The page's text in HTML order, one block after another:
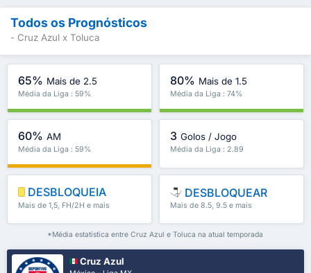
Todos os Prognósticos
- Cruz Azul x Toluca
65% Mais de 2.5
Média da Liga : 59%
80% Mais de 1.5
Média da Liga : 74%
60% AM
Média da Liga : 59%
3 Golos / Jogo
Média da Liga : 2.89
DESBLOQUEIA
Mais de 1,5, FH/2H e mais
DESBLOQUEAR
Mais de 8.5, 9.5 e mais
*Média estatística entre Cruz Azul e Toluca na atual temporada
Cruz Azul